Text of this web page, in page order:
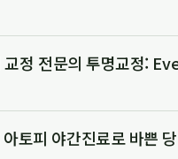
교정 전문의 투명교정:
토피 야간진료로 바쁜